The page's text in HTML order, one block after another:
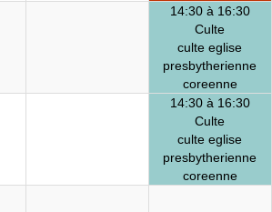
14:30 à 16:30
Culte
culte eglise
presbytherienne
coreenne
14:30 à 16:30
Culte
culte eglise
presbytherienne
coreenne